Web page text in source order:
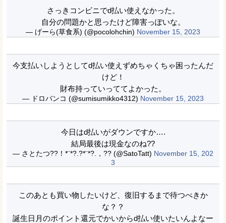
さっきコンビニでd払い使えなかった。
自分の問題かと思ったけど障害っぽいな。
— げーら(草食系) (@pocolohchin) November 15, 2023
今支払いしようとしてd払い使えずめちゃくちゃ困ったんだ
けど！
財布持っていっててよかった。
— ドロバンコ (@sumisumikko4312) November 15, 2023
今日はd払いがダウンですか….
結局最後は現金なのね??
— さとたつ??！*¨*?.?*¨*?.，?? (@SatoTatt) November 15, 202
3
このあとも買い物したいけど、復旧するまで待つべきか
な？？
誕生日月のポイント還元でかいからd払い使いたいんよなー